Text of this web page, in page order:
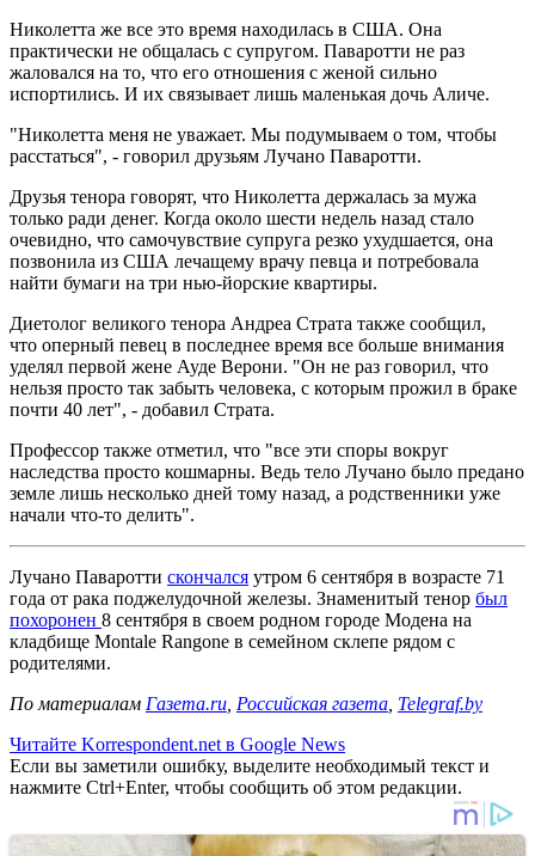
Николетта же все это время находилась в США. Она
практически не общалась с супругом. Паваротти не раз
жаловался на то, что его отношения с женой сильно
испортились. И их связывает лишь маленькая дочь Аличе.
"Николетта меня не уважает. Мы подумываем о том, чтобы
расстаться", - говорил друзьям Лучано Паваротти.
Друзья тенора говорят, что Николетта держалась за мужа
только ради денег. Когда около шести недель назад стало
очевидно, что самочувствие супруга резко ухудшается, она
позвонила из США лечащему врачу певца и потребовала
найти бумаги на три нью-йорские квартиры.
Диетолог великого тенора Андреа Страта также сообщил,
что оперный певец в последнее время все больше внимания
уделял первой жене Ауде Верони. "Он не раз говорил, что
нельзя просто так забыть человека, с которым прожил в браке
почти 40 лет", - добавил Страта.
Профессор также отметил, что "все эти споры вокруг
наследства просто кошмарны. Ведь тело Лучано было предано
земле лишь несколько дней тому назад, а родственники уже
начали что-то делить".
Лучано Паваротти скончался утром 6 сентября в возрасте 71
года от рака поджелудочной железы. Знаменитый тенор был
похоронен 8 сентября в своем родном городе Модена на
кладбище Montale Rangone в семейном склепе рядом с
родителями.
По материалам Газета.ru Российская газета Telegraf.by
Читайте Korrespondent.net в Google News
Если вы заметили ошибку, выделите необходимый текст и
нажмите Ctrl+Enter, чтобы сообщить об этом редакции.